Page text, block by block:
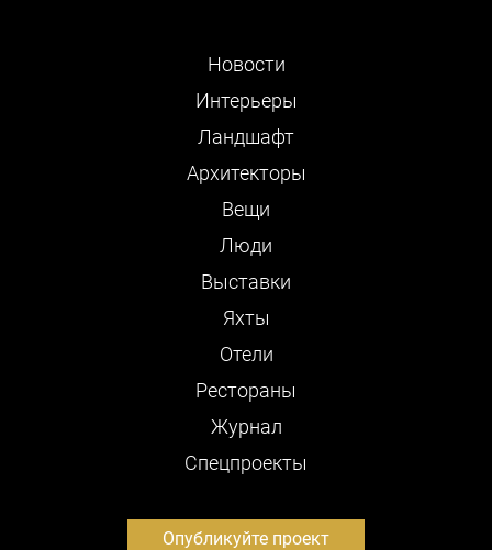
Новости
Интерьеры
Ландшафт
Архитекторы
Вещи
Люди
Выставки
Яхты
Отели
Рестораны
Журнал
Cпецпроекты
Опубликуйте проект